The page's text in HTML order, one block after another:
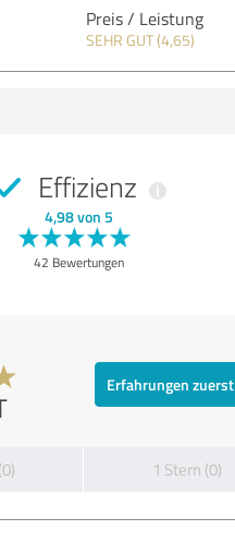
Preis / Leistung
SEHR GUT (4,65)
Effizienz
4,98 von 5
42 Bewertungen
Erfahrungen zuerst
1 Stern (0)